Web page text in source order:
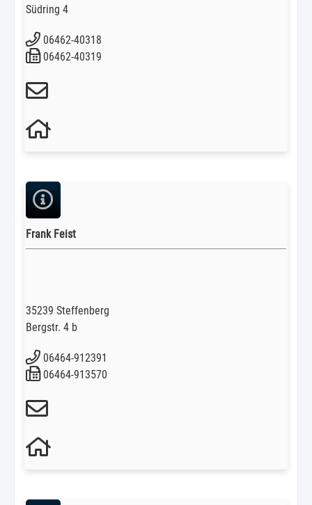
Südring 4
06462-40318
06462-40319
Frank Feist
35239 Steffenberg
Bergstr. 4 b
06464-912391
06464-913570